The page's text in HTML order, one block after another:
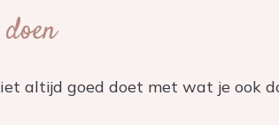
altijd goed doet met wat je ook